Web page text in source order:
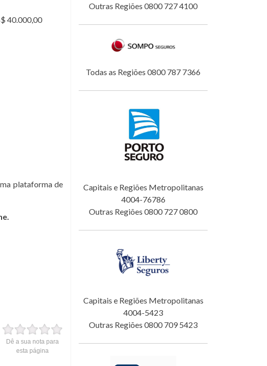
40.000,00
plataforma de
Dê a sua nota para
esta página
Outras Regiões 0800 727 4100
Todas as Regiões 0800 787 7366
Capitais e Regiões Metropolitanas
4004-76786
Outras Regiões 0800 727 0800
Capitais e Regiões Metropolitanas
4004-5423
Outras Regiões 0800 709 5423